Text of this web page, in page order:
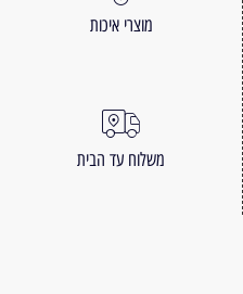
מוצרי איכות
משלוח עד הבית